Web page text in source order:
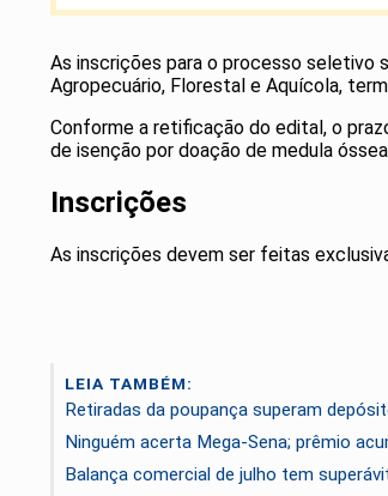
As inscrições para o processo seletivo
Agropecuário, Florestal e Aquícola,
Conforme a retificação do edital, o
de isenção por doação de medula
Inscrições
As inscrições devem ser feitas
LEIA TAMBÉM:
Retiradas da poupança superam
Ninguém acerta Mega-Sena; prêmio
Balança comercial de julho tem